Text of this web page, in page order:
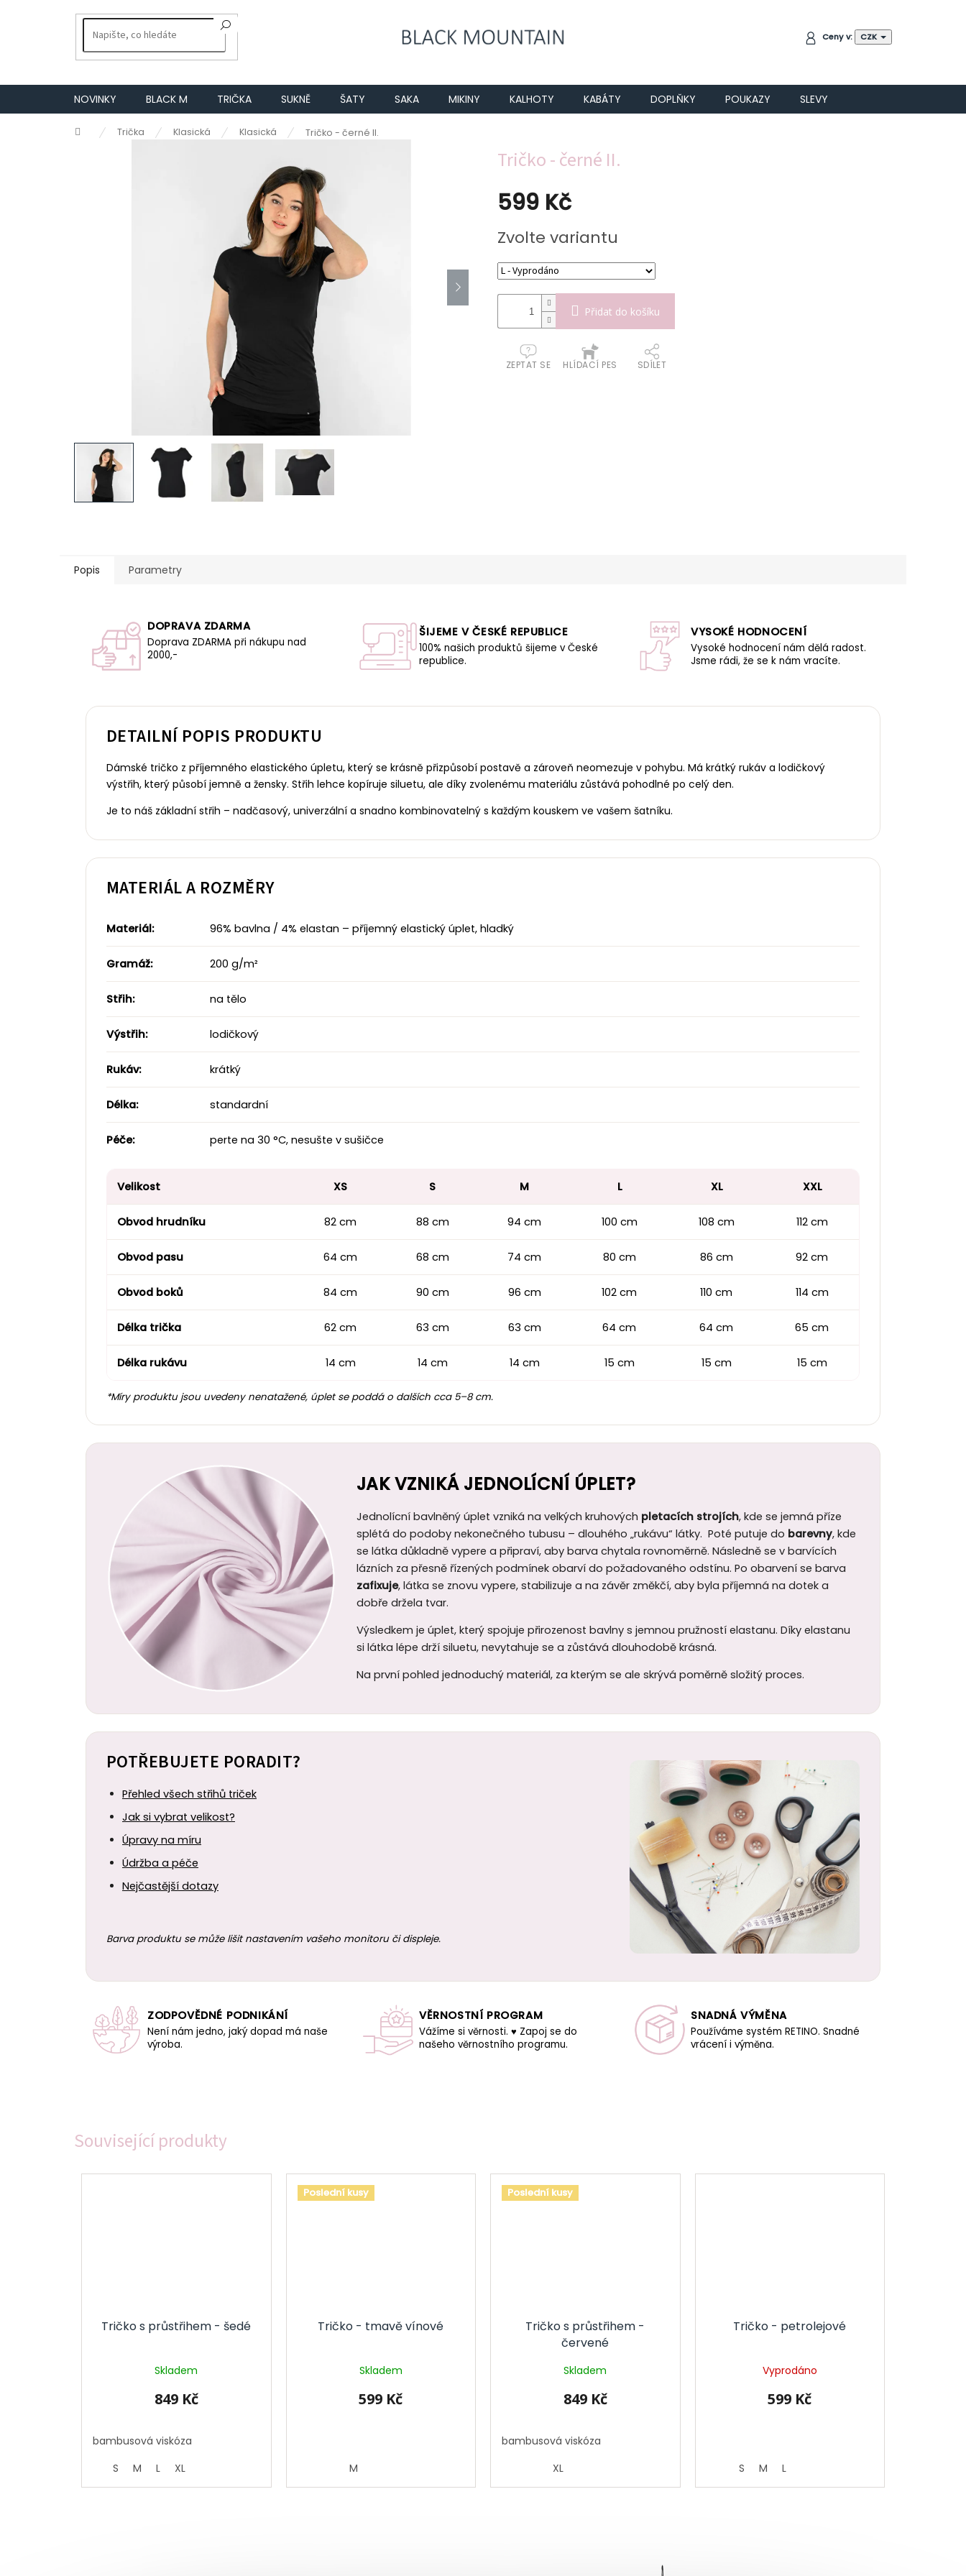
NÁKUPNÍCeny v: CZK
NOVINKY BLACK M TRIČKA SUKNĚ ŠATY SAKA MIKINY KALHOTY KABÁTY DOPLŇKY POUKAZY SLEVY
Domů Trička Klasická Klasická Tričko - černé II.
Tričko - černé II.
599 Kč
cena:
Zvolte variantu
Přidat do košíku
ZEPTAT SE HLÍDACÍ PES SDÍLET
Související produkty
Tričko s průstřihem - šedé
Skladem
849 Kč
bambusová viskóza
S
M L XL
Poslední kusy
Tričko - tmavě vínové
Skladem
599 Kč
M
Poslední kusy
Tričko s průstřihem -
červené
Skladem
849 Kč
bambusová viskóza
XL
Tričko - petrolejové
Vyprodáno
599 Kč
S M L
Popis Parametry
DOPRAVA ZDARMA
Doprava ZDARMA při nákupu nad
2000,-
ŠIJEME V ČESKÉ REPUBLICE
100% našich produktů šijeme v České
republice.
VYSOKÉ HODNOCENÍ
Vysoké hodnocení nám dělá radost.
Jsme rádi, že se k nám vracíte.
DETAILNÍ POPIS PRODUKTU
Dámské tričko z příjemného elastického úpletu, který se krásně přizpůsobí postavě a zároveň neomezuje v pohybu. Má krátký rukáv a lodičkový
výstřih, který působí jemně a žensky. Střih lehce kopíruje siluetu, ale díky zvolenému materiálu zůstává pohodlné po celý den.
Je to náš základní střih – nadčasový, univerzální a snadno kombinovatelný s každým kouskem ve vašem šatníku.
MATERIÁL A ROZMĚRY
Materiál: 96% bavlna / 4% elastan – příjemný elastický úplet, hladký
Gramáž: 200 g/m²
Střih: na tělo
Výstřih: lodičkový
Rukáv: krátký
Délka: standardní
Péče: perte na 30 °C, nesušte v sušičce
Velikost XS S M L XL XXL
Obvod hrudníku 82 cm 88 cm 94 cm 100 cm 108 cm 112 cm
Obvod pasu 64 cm 68 cm 74 cm 80 cm 86 cm 92 cm
Obvod boků 84 cm 90 cm 96 cm 102 cm 110 cm 114 cm
Délka trička 62 cm 63 cm 63 cm 64 cm 64 cm 65 cm
Délka rukávu 14 cm 14 cm 14 cm 15 cm 15 cm 15 cm
*Míry produktu jsou uvedeny nenatažené, úplet se poddá o dalších cca 5–8 cm.
JAK VZNIKÁ JEDNOLÍCNÍ ÚPLET?
Jednolícní bavlněný úplet vzniká na velkých kruhových pletacích strojích, kde se jemná příze
splétá do podoby nekonečného tubusu – dlouhého „rukávu“ látky. Poté putuje do barevny, kde
se látka důkladně vypere a připraví, aby barva chytala rovnoměrně. Následně se v barvících
lázních za přesně řízených podmínek obarví do požadovaného odstínu. Po obarvení se barva
zafixuje, látka se znovu vypere, stabilizuje a na závěr změkčí, aby byla příjemná na dotek a
dobře držela tvar.
Výsledkem je úplet, který spojuje přirozenost bavlny s jemnou pružností elastanu. Díky elastanu
si látka lépe drží siluetu, nevytahuje se a zůstává dlouhodobě krásná.
Na první pohled jednoduchý materiál, za kterým se ale skrývá poměrně složitý proces.
POTŘEBUJETE PORADIT?
Přehled všech střihů triček
Jak si vybrat velikost?
Úpravy na míru
Údržba a péče
Nejčastější dotazy
Barva produktu se může lišit nastavením vašeho monitoru či displeje.
ZODPOVĚDNÉ PODNIKÁNÍ
Není nám jedno, jaký dopad má naše
výroba.
VĚRNOSTNÍ PROGRAM
Vážíme si věrnosti. ♥ Zapoj se do
našeho věrnostního programu.
SNADNÁ VÝMĚNA
Používáme systém RETINO. Snadné
vrácení i výměna.